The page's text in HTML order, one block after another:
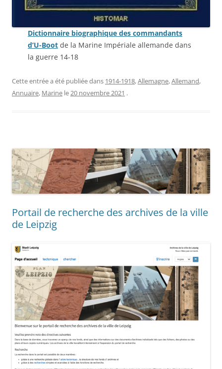
Dictionnaire biographique des commandants
d’U-Boot de la Marine Impériale allemande dans
la guerre 14-18
Cette entrée a été publiée dans 1914-1918,Allemagne,Allemand,
Annuaire, Marine le20 novembre 2021 .
Portail de recherche des archives de la ville
de Leipzig